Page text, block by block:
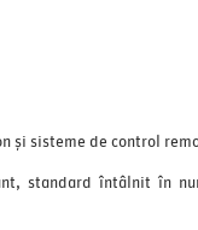
sisteme de control
standard întâlnit în